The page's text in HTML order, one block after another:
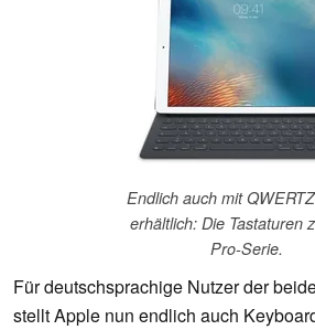
Endlich auch mit
erhältlich: Die Tastaturen
Pro-Serie.
Für deutschsprachige Nutzer der
stellt Apple nun endlich auch